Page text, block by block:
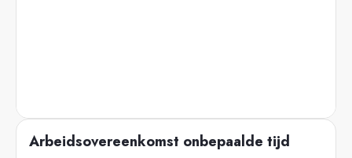
Arbeidsovereenkomst onbepaalde tijd